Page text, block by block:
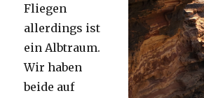
Fliegen
allerdings ist
ein Albtraum.
Wir haben
beide auf